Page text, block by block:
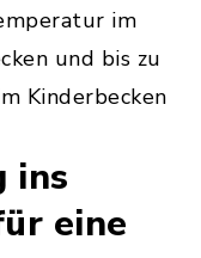
im
und bis zu
Kinderbecken
ins
eine